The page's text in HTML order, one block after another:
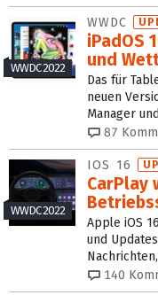
WWDC 2022
WWDC
iPadOS
und
Das für
neuen
Manager
87
WWDC 2022
IOS 16
CarPlay
Apple iOS
und
140